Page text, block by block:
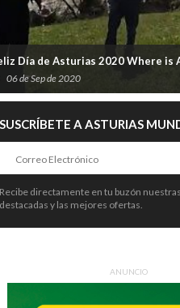
Día de Asturias 2020 Where is
06 de Sep de 2020
SUSCRÍBETE A ASTURIAS
Recibe directamente en tu buzón
destacadas y las mejores ofertas.
ANUNCIO